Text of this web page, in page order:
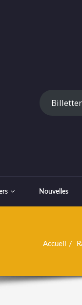
Nouvelles
Accueil